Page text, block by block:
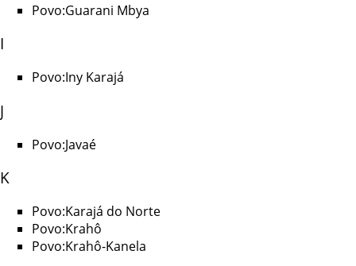
Povo:Guarani Mbya
I
Povo:Iny Karajá
J
Povo:Javaé
K
Povo:Karajá do Norte
Povo:Krahô
Povo:Krahô-Kanela